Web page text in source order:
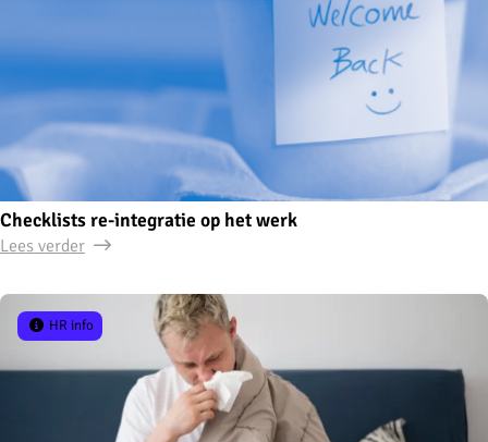
Checklists re-integratie op het werk
Lees verder
HR info